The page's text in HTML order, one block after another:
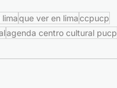
que ver en limaccpucp
agenda centro cultural pucp